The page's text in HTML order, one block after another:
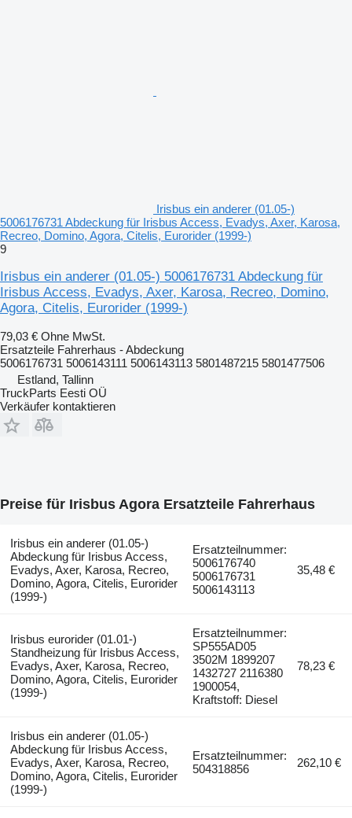
Irisbus ein anderer (01.05-)
5006176731 Abdeckung für Irisbus Access, Evadys, Axer, Karosa,
Recreo, Domino, Agora, Citelis, Eurorider (1999-)
9
Irisbus ein anderer (01.05-) 5006176731 Abdeckung für
Irisbus Access, Evadys, Axer, Karosa, Recreo, Domino,
Agora, Citelis, Eurorider (1999-)
79,03 € Ohne MwSt.
Ersatzteile Fahrerhaus - Abdeckung
5006176731 5006143111 5006143113 5801487215 5801477506
Estland, Tallinn
TruckParts Eesti OÜ
Verkäufer kontaktieren
Preise für Irisbus Agora Ersatzteile Fahrerhaus
Irisbus ein anderer (01.05-)
Abdeckung für Irisbus Access,
Evadys, Axer, Karosa, Recreo,
Domino, Agora, Citelis, Eurorider
(1999-)
Ersatzteilnummer:
5006176740
5006176731
5006143113
35,48 €
Irisbus eurorider (01.01-)
Standheizung für Irisbus Access,
Evadys, Axer, Karosa, Recreo,
Domino, Agora, Citelis, Eurorider
(1999-)
Ersatzteilnummer:
SP555AD05
3502M 1899207
1432727 2116380
1900054,
Kraftstoff: Diesel
78,23 €
Irisbus ein anderer (01.05-)
Abdeckung für Irisbus Access,
Evadys, Axer, Karosa, Recreo,
Domino, Agora, Citelis, Eurorider
(1999-)
Ersatzteilnummer:
504318856
262,10 €